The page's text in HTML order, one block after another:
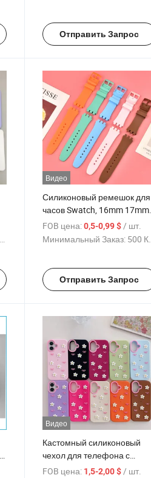
силиконовым воротником,
оптовая продажа
Отправить Запрос
Видео
Силиконовый ремешок для
часов Swatch, 16mm 17mm
19mm Минималистичный
ремень с индивидуальным
FOB цена: 0,5-0,99 $ / шт.
Минимальный Заказ: 500 Куски
Отправить Запрос
Видео
Кастомный силиконовый
чехол для телефона с
дизайном банта и цветка
FOB цена: 1,5-2,00 $ / шт.